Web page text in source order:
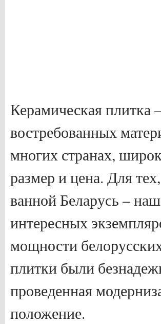
Керамическая плитка
востребованных
многих странах,
размер и цена. Для
ванной Беларусь –
интересных
мощности
плитки были
проведенная
положение.